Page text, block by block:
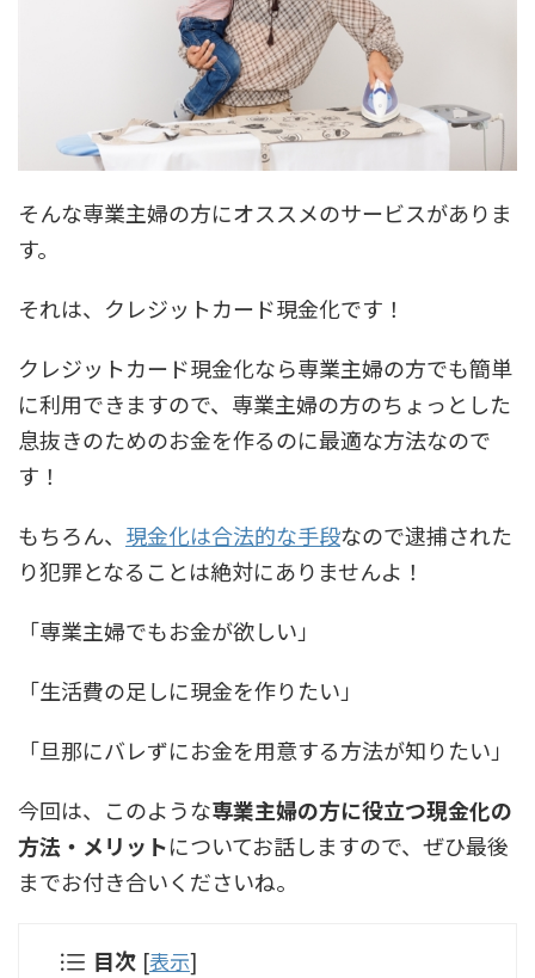
そんな専業主婦の方にオススメのサービスがありま
す。
それは、 クレジットカード現金化です！
クレジットカード現金化なら専業主婦の方でも簡単
に利用できますので、専業主婦の方のちょっとした
息抜きのためのお金を作るのに最適な方法なので
す！
もちろん、 現金化は合法的な手段なので逮捕された
り犯罪となることは絶対にありませんよ！
「専業主婦でもお金が欲しい」
「生活費の足しに現金を作りたい」
「旦那にバレずにお金を用意する方法が知りたい」
今回は、このような専業主婦の方に役立つ現金化の
方法・メリットについてお話しますので、ぜひ最後
までお付き合いくださいね。
目次 [表示]